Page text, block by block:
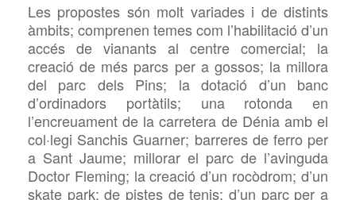
Les propostes són molt variades i de distints
àmbits; comprenen temes com l’habilitació d’un
accés de vianants al centre comercial; la
creació de més parcs per a gossos; la millora
del parc dels Pins; la dotació d’un banc
d’ordinadors portàtils; una rotonda en
l’encreuament de la carretera de Dénia amb el
col·legi Sanchis Guarner; barreres de ferro per
a Sant Jaume; millorar el parc de l’avinguda
Doctor Fleming; la creació d’un rocòdrom; d’un
skate park; de pistes de tenis; d’un parc per a